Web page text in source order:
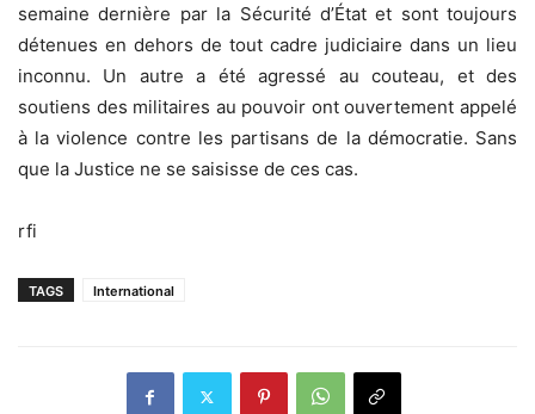
semaine dernière par la Sécurité d’État et sont toujours
détenues en dehors de tout cadre judiciaire dans un lieu
inconnu. Un autre a été agressé au couteau, et des
soutiens des militaires au pouvoir ont ouvertement appelé
à la violence contre les partisans de la démocratie. Sans
que la Justice ne se saisisse de ces cas.
rfi
TAGS International